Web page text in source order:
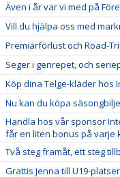
Även i år var vi med på
Vill du hjälpa oss med
Premiärförlust och Road-
Seger i genrepet, och
Köp dina Telge-kläder hos
Nu kan du köpa
Handla hos vår sponsor
får en liten bonus på varje
Två steg framåt, ett steg
Grattis Jenna till U19-